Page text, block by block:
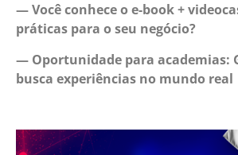
— Você conhece o e-book +
práticas para o seu negócio?
— Oportunidade para academias:
busca experiências no mundo real